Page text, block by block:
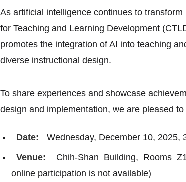
As artificial intelligence continues to
for Teaching and Learning Development
promotes the integration of AI into teaching
diverse instructional design.
To share experiences and showcase
design and implementation, we are pleased
Date:
Wednesday, December 10, 2025,
Venue:
Chih-Shan Building, Rooms
online participation is not available)